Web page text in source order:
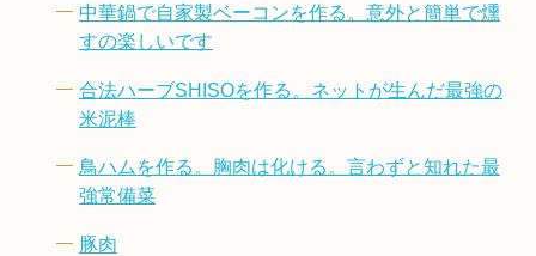
中華鍋で自家製ベーコンを作る。意外と簡単で燻
すの楽しいです
合法ハーブSHISOを作る。ネットが生んだ最強の
米泥棒
鳥ハムを作る。胸肉は化ける。言わずと知れた最
強常備菜
豚肉